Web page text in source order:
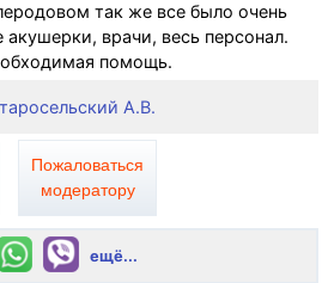
так же все было очень
врачи, весь персонал.
помощь.
А.В.
Пожаловаться
модератору
ещё...